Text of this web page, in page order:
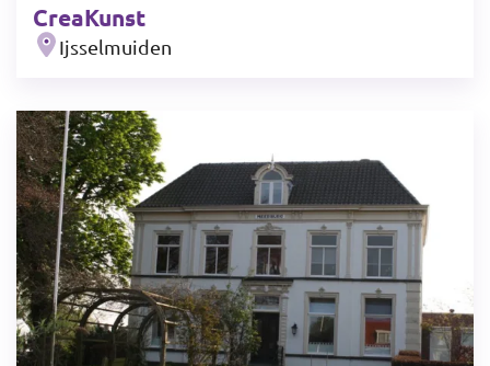
CreaKunst
Ijsselmuiden